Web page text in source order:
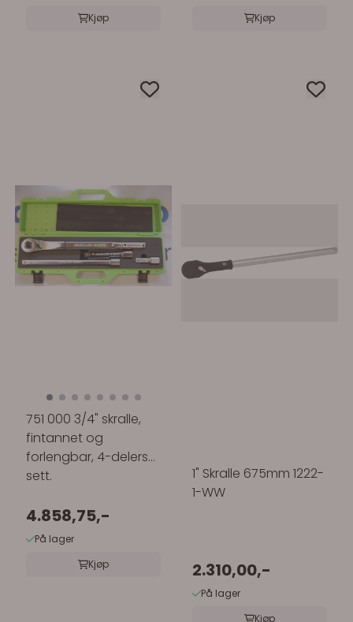
Kjøp
Kjøp
751 000 3/4" skralle,
fintannet og
forlengbar, 4-delers
sett.
4.858,75,-
På lager
Kjøp
1" Skralle 675mm 1222-
1-WW
2.310,00,-
På lager
Kjøp